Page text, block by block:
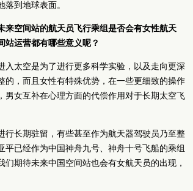
到地球表面。
来空间站的航天员飞行乘组是否会有女性航天
站运营都有哪些意义呢？
入太空是为了进行更多科学实验，以及走向更深
，而且女性有特殊优势，在一些更细致的操作
女互补在心理方面的代偿作用对于长期太空飞
行长期驻留，有些甚至作为航天器驾驶员乃至整
已经作为中国神舟九号、神舟十号飞船的乘组
期待未来中国空间站也会有女航天员的出现，